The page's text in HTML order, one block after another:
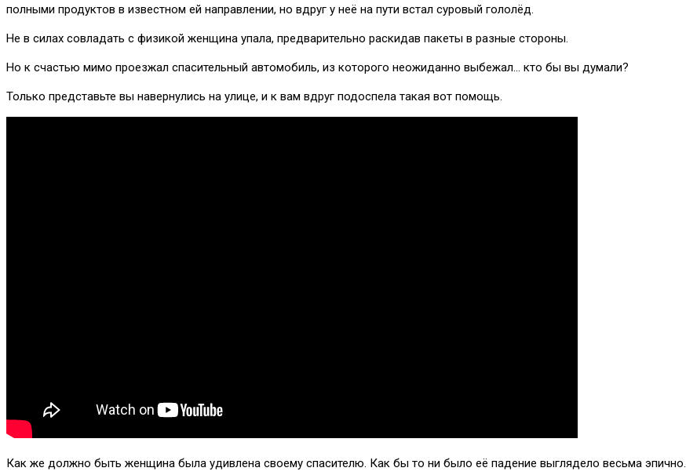
полными продуктов в известном ей направлении, но вдруг у неё на пути встал суровый гололёд.
Не в силах совладать с физикой женщина упала, предварительно раскидав пакеты в разные стороны.
Но к счастью мимо проезжал спасительный автомобиль, из которого неожиданно выбежал… кто бы вы думали?
Только представьте вы навернулись на улице, и к вам вдруг подоспела такая вот помощь.
Как же должно быть женщина была удивлена своему спасителю. Как бы то ни было её падение выглядело весьма эпично.